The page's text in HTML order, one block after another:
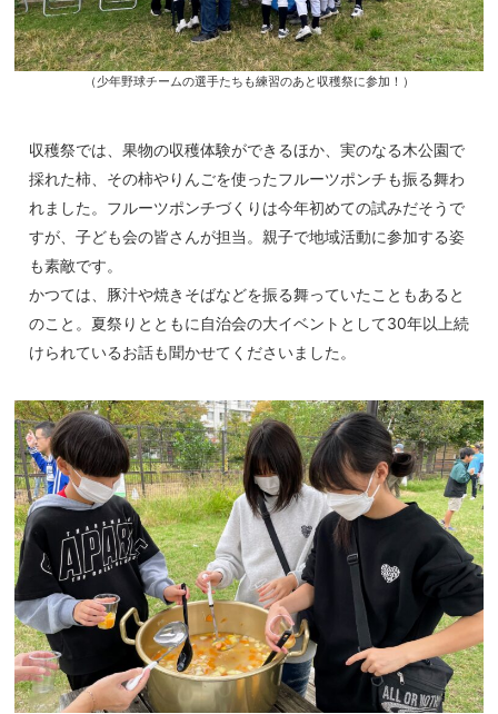
（少年野球チームの選手たちも練習のあと収穫祭に参加！）
収穫祭では、果物の収穫体験ができるほか、実のなる木公園で
採れた柿、その柿やりんごを使ったフルーツポンチも振る舞わ
れました。フルーツポンチづくりは今年初めての試みだそうで
すが、子ども会の皆さんが担当。親子で地域活動に参加する姿
も素敵です。
かつては、豚汁や焼きそばなどを振る舞っていたこともあると
のこと。夏祭りとともに自治会の大イベントとして30年以上続
けられているお話も聞かせてくださいました。